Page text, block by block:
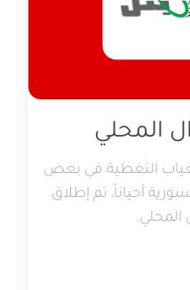
المحلي
بغياب التغطية في بعض
أحياناً، تم إطلاق
المحلي.